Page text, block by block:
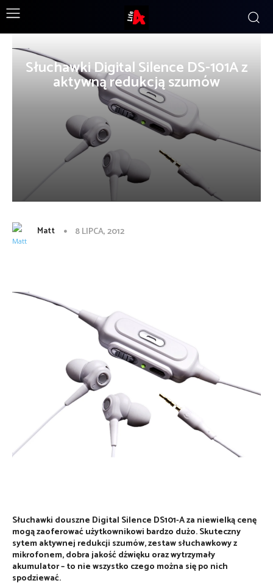
Słuchawki Digital Silence DS-101A z
aktywną redukcją szumów
Matt 8 LIPCA, 2012
Słuchawki douszne Digital Silence DS101-A za niewielką cenę
mogą zaoferować użytkownikowi bardzo dużo. Skuteczny
sytem aktywnej redukcji szumów, zestaw słuchawkowy z
mikrofonem, dobra jakość dźwięku oraz wytrzymały
akumulator – to nie wszystko czego można się po nich
spodziewać.